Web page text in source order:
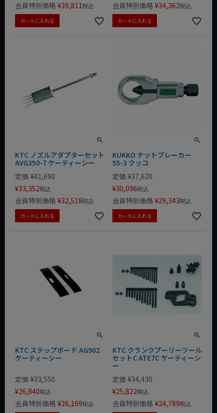
会員特別価格 ¥39,811税込
カートに入れる
会員特別価格 ¥34,362税込
カートに入れる
KTC ノズルアダプターセット
AVG350-7 ケーティーシー
定価 ¥41,690
¥33,352税込
会員特別価格 ¥32,518税込
カートに入れる
KUKKO ナットブレーカー
55-3 クッコ
定価 ¥37,620
¥30,096税込
会員特別価格 ¥29,343税込
カートに入れる
KTC ステップボード AG902
ケーティーシー
定価 ¥33,550
¥26,840税込
会員特別価格 ¥26,169税込
KTC クランクプーリーツール
セットC ATE7C ケーティーシ
ー
定価 ¥34,430
¥25,822税込
会員特別価格 ¥24,789税込